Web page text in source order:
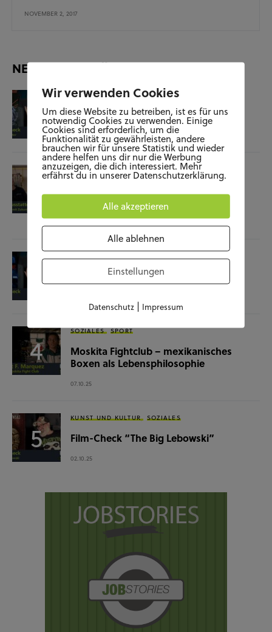
NOVEMBER 2, 2017
NEUESTE BEITRÄGE
KUNST UND KULTUR SOZIALES
Film-Check “The Terminator”
04.11.25
SOZIALES WISSENSCHAFT & NATUR
Zukunft?
Film-Check “Christine”
SOZIALES SPORT
Moskita Fightclub – mexikanisches
Boxen als Lebensphilosophie
07.10.25
KUNST UND KULTUR SOZIALES
Film-Check “The Big Lebowski”
02.10.25
Wir verwenden Cookies
Um diese Website zu betreiben, ist es für uns
notwendig Cookies zu verwenden. Einige
Cookies sind erforderlich, um die
Funktionalität zu gewährleisten, andere
brauchen wir für unsere Statistik und wieder
andere helfen uns dir nur die Werbung
anzuzeigen, die dich interessiert. Mehr
erfährst du in unserer Datenschutzerklärung.
Alle akzeptieren
Alle ablehnen
Einstellungen
Datenschutz| Impressum